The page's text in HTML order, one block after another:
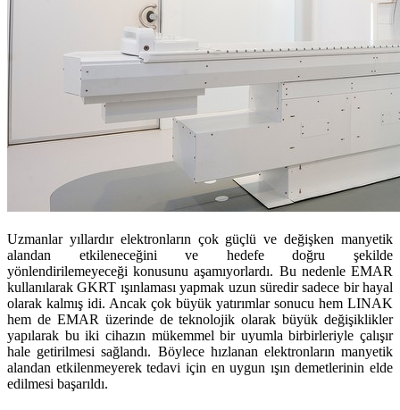
Uzmanlar yıllardır elektronların çok güçlü ve değişken manyetik
alandan etkileneceğini ve hedefe doğru şekilde
yönlendirilemeyeceği konusunu aşamıyorlardı. Bu nedenle EMAR
kullanılarak GKRT ışınlaması yapmak uzun süredir sadece bir hayal
olarak kalmış idi. Ancak çok büyük yatırımlar sonucu hem LINAK
hem de EMAR üzerinde de teknolojik olarak büyük değişiklikler
yapılarak bu iki cihazın mükemmel bir uyumla birbirleriyle çalışır
hale getirilmesi sağlandı. Böylece hızlanan elektronların manyetik
alandan etkilenmeyerek tedavi için en uygun ışın demetlerinin elde
edilmesi başarıldı.